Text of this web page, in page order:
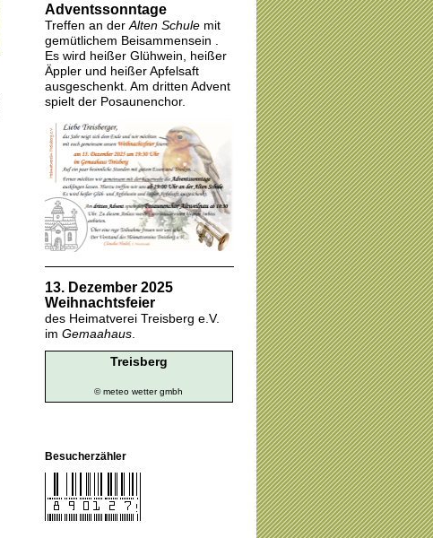
Adventssonntage
Treffen an der Alten Schulemit
gemütlichem Beisammensein .
Es wird heißer Glühwein, heißer
Äppler und heißer Apfelsaft
ausgeschenkt. Am dritten Advent
spielt der Posaunenchor.
13. Dezember 2025
Weihnachtsfeier
des Heimatverei Treisberg e.V.
im Gemaahaus.
Treisberg
© meteo wetter gmbh
Besucherzähler